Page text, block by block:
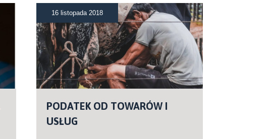
16 listopada 2018
PODATEK OD TOWARÓW I
USŁUG